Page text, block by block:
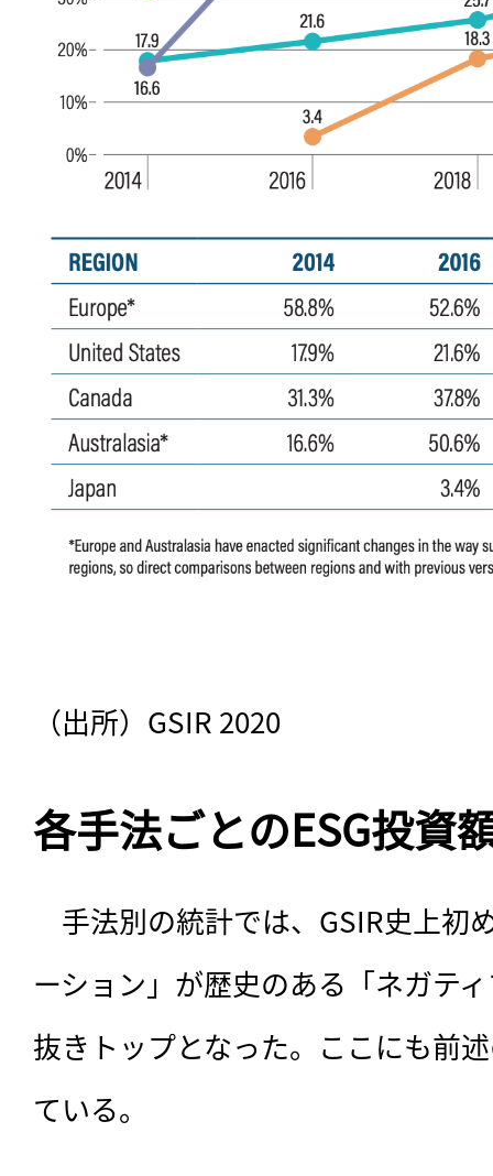
（出所）GSIR 2020
各手法ごとのESG投資
手法別の統計では、GSIR史上初
ーション」が歴史のある「ネガテ
抜きトップとなった。ここにも前
ている。